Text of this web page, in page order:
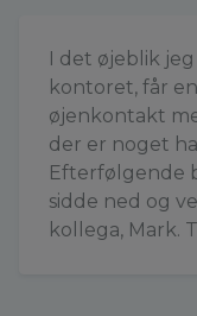
I det øjeblik
kontoret, får
øjenkontakt
der er noget
Efterfølgende
sidde ned og
kollega, Mark.